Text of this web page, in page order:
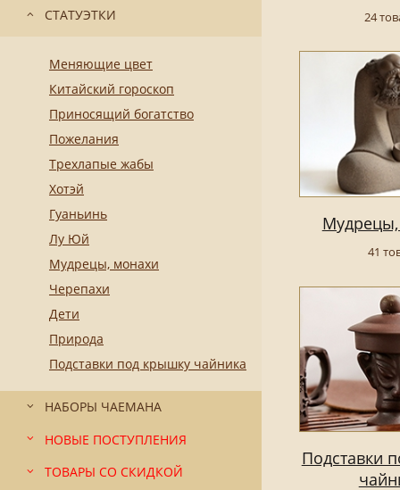
СТАТУЭТКИ
Меняющие цвет
Китайский гороскоп
Приносящий богатство
Пожелания
Трехлапые жабы
Хотэй
Гуаньинь
Лу Юй
Мудрецы, монахи
Черепахи
Дети
Природа
Подставки под крышку чайника
НАБОРЫ ЧАЕМАНА
НОВЫЕ ПОСТУПЛЕНИЯ
ТОВАРЫ СО СКИДКОЙ
24
41
Подставки